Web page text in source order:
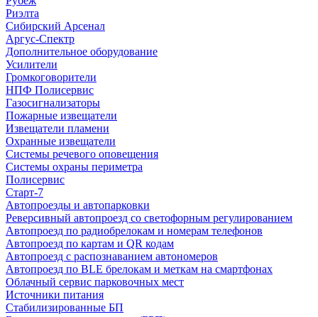
Риэлта
Сибирский Арсенал
Аргус-Спектр
Дополнительное оборудование
Усилители
Громкоговорители
НПФ Полисервис
Газосигнализаторы
Пожарные извещатели
Извещатели пламени
Охранные извещатели
Системы речевого оповещения
Системы охраны периметра
Полисервис
Старт-7
Автопроезды и автопарковки
Реверсивный автопроезд со светофорным регулированием
Автопроезд по радиобрелокам и номерам телефонов
Автопроезд по картам и QR кодам
Автопроезд с распознаванием автономеров
Автопроезд по BLE брелокам и меткам на смартфонах
Облачный сервис парковочных мест
Источники питания
Стабилизированные БП